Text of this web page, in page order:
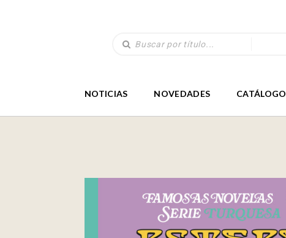
NOTICIAS NOVEDADES CATÁLOGO